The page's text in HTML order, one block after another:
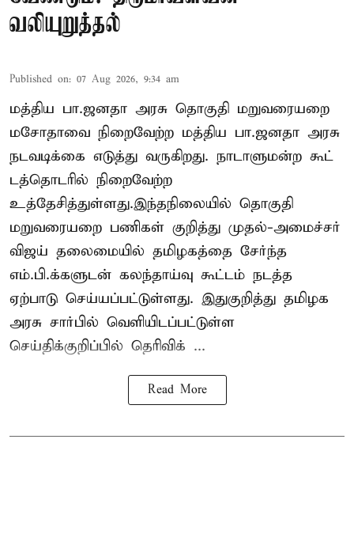
வலியுறுத்தல்
Published on: 07 Aug 2026, 9:34 am
மத்திய பா.ஜனதா அரசு தொகுதி மறுவரையறை
மசோதாவை நிறைவேற்ற மத்திய பா.ஜனதா அரசு
நடவடிக்கை எடுத்து வருகிறது. நாடாளுமன்ற கூட்
டத்தொடரில் நிறைவேற்ற
உத்தேசித்துள்ளது.இந்தநிலையில் தொகுதி
மறுவரையறை பணிகள் குறித்து முதல்-அமைச்சர்
விஜய் தலைமையில் தமிழகத்தை சேர்ந்த
எம்.பி.க்களுடன் கலந்தாய்வு கூட்டம் நடத்த
ஏற்பாடு செய்யப்பட்டுள்ளது. இதுகுறித்து தமிழக
அரசு சார்பில் வெளியிடப்பட்டுள்ள
செய்திக்குறிப்பில் தெரிவிக் ...
Read More